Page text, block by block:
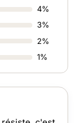
4%
3%
2%
1%